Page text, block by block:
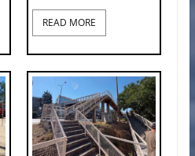
READ MORE